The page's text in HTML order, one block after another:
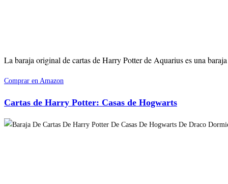
La baraja original de cartas de Harry Potter de Aquarius es una
Comprar en Amazon
Cartas de Harry Potter: Casas de Hogwarts